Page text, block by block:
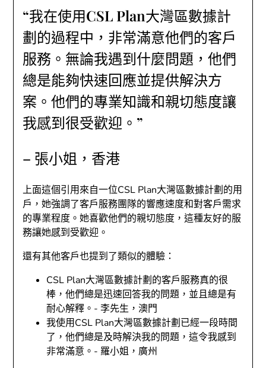
“我在使用CSL Plan大灣區數據計
劃的過程中，非常滿意他們的客戶
服務。無論我遇到什麼問題，他們
總是能夠快速回應並提供解決方
案。他們的專業知識和親切態度讓
我感到很受歡迎。”
– 張小姐，香港
上面這個引用來自一位CSL Plan大灣區數據計劃的用
戶，她強調了客戶服務團隊的響應速度和對客戶需求
的專業程度。她喜歡他們的親切態度，這種友好的服
務讓她感到受歡迎。
還有其他客戶也提到了類似的體驗：
CSL Plan大灣區數據計劃的客戶服務真的很
棒，他們總是迅速回答我的問題，並且總是有
耐心解釋。- 李先生，澳門
我使用CSL Plan大灣區數據計劃已經一段時間
了，他們總是及時解決我的問題，這令我感到
非常滿意。- 羅小姐，廣州